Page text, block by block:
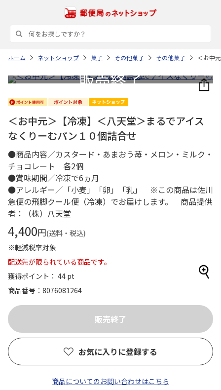
ホーム ネットショップ 菓子 その他菓子 その他菓子 ＜お中
＜お中元＞【冷凍】＜八天堂＞まるでアイス
なくりーむパン１０個詰合せ
●商品内容／カスタード・あまおう苺・メロン・ミルク・
チョコレート 各2個
●賞味期間／冷凍で6ヵ月
●アレルギー／「小麦」「卵」「乳」 ※この商品は佐川
急便の飛脚クール便（冷凍）でお届けします。 商品提供
者：（株）八天堂
4,400円(送料・税込)
※軽減税率対象
配送先が限られている商品です。
獲得ポイント： 44 pt
商品番号
8076081264
お気に入りに登録する
商品についてのお問い合わせはこちら